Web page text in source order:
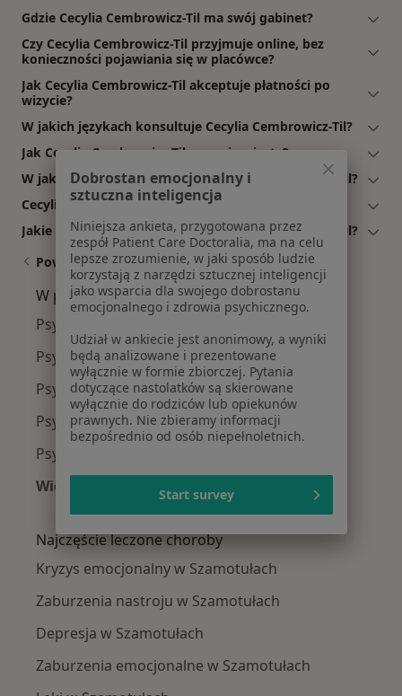
Gdzie Cecylia Cembrowicz-Til ma swój gabinet?
Czy Cecylia Cembrowicz-Til przyjmuje online, bez
konieczności pojawiania się w placówce?
Jak Cecylia Cembrowicz-Til akceptuje płatności po
wizycie?
W jakich językach konsultuje Cecylia Cembrowicz-Til?
Jak Cecylia Cembrowicz-Til umawia wizyty?
W jakich godzinach przyjmuje Cecylia Cembrowicz-Til?
Cecylia Cembrowicz-Til: co mówią pacjenci?
Jakie ubezpieczenia akceptuje Cecylia Cembrowicz-Til?
Powiązane wyszukiwania
W pobliżu Szamotuł
Psycholodzy w Poznaniu
Psycholodzy w Swarzędzu
Psycholodzy w
Psycholodzy w Tarnowie Podgórnym
Psycholodzy w Suchym Lasie
Więcej (14)
Więcej w kategorii: W pobliżu Szamotuł
Najczęście leczone choroby
Kryzys emocjonalny w Szamotułach
Zaburzenia nastroju w Szamotułach
Depresja w Szamotułach
Zaburzenia emocjonalne w Szamotułach
Dobrostan emocjonalny i
sztuczna inteligencja
Niniejsza ankieta, przygotowana przez
zespół Patient Care Doctoralia, ma na celu
lepsze zrozumienie, w jaki sposób ludzie
korzystają z narzędzi sztucznej inteligencji
jako wsparcia dla swojego dobrostanu
emocjonalnego i zdrowia psychicznego.
Udział w ankiecie jest anonimowy, a wyniki
będą analizowane i prezentowane
wyłącznie w formie zbiorczej. Pytania
dotyczące nastolatków są skierowane
wyłącznie do rodziców lub opiekunów
prawnych. Nie zbieramy informacji
bezpośrednio od osób niepełnoletnich.
Start survey